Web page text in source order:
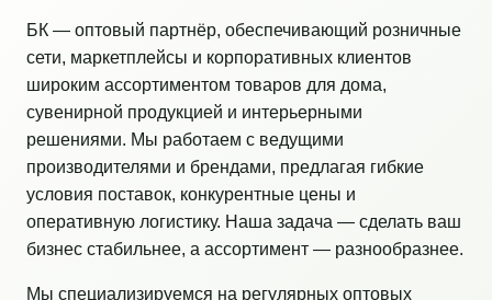
БК — оптовый партнёр, обеспечивающий розничные
сети, маркетплейсы и корпоративных клиентов
широким ассортиментом товаров для дома,
сувенирной продукцией и интерьерными
решениями. Мы работаем с ведущими
производителями и брендами, предлагая гибкие
условия поставок, конкурентные цены и
оперативную логистику. Наша задача — сделать ваш
бизнес стабильнее, а ассортимент — разнообразнее.
Мы специализируемся на регулярных оптовых